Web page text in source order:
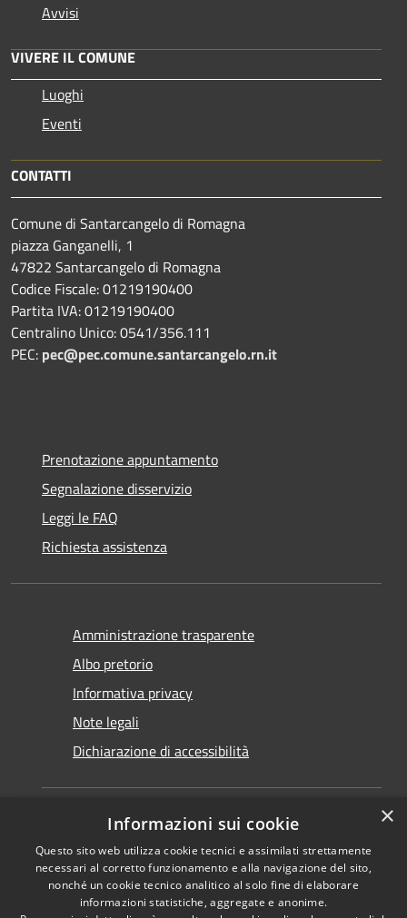
Avvisi
VIVERE IL COMUNE
Luoghi
Eventi
CONTATTI
Comune di Santarcangelo di Romagna
piazza Ganganelli, 1
47822 Santarcangelo di Romagna
Codice Fiscale: 01219190400
Partita IVA: 01219190400
Centralino Unico: 0541/356.111
PEC: pec@pec.comune.santarcangelo.rn.it
Prenotazione appuntamento
Segnalazione disservizio
Leggi le FAQ
Richiesta assistenza
Amministrazione trasparente
Albo pretorio
Informativa privacy
Note legali
Dichiarazione di accessibilità
RSS
Accessibilità
Copyright © 2026 • Comune di
Santarcangelo di Romagna •
Powered byMunicipium
×
Informazioni sui cookie
Questo sito web utilizza cookie tecnici e assimilati strettamente
necessari al corretto funzionamento e alla navigazione del sito,
nonché un cookie tecnico analitico al solo fine di elaborare
informazioni statistiche, aggregate e anonime.